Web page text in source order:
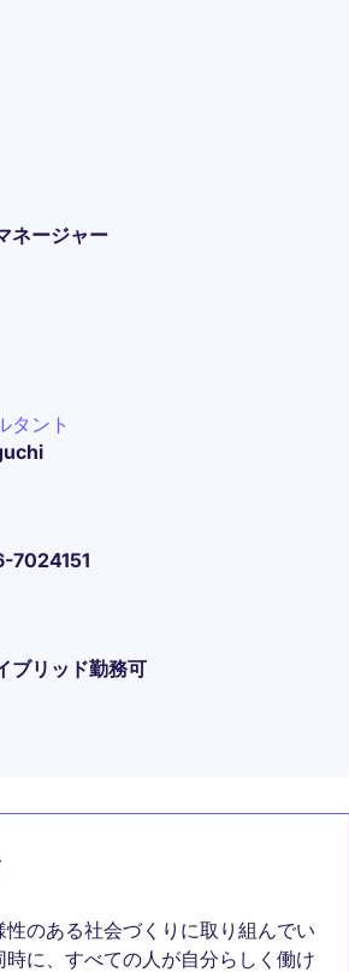
ネージャー
タント
7024151
ブリッド勤務可
のある社会づくりに取り組んでい
に、すべての人が自分らしく働け